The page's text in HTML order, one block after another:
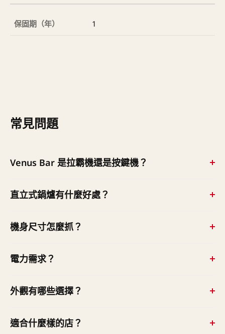
保固期（年） 1
常見問題
Venus Bar 是拉霸機還是按鍵機？
量版（Volumetric）用按鍵出杯（原廠未描述為彈簧拉霸
直立式鍋爐有什麼好處？
布奇諾，水路系統設計確保熱穩定；直立配置也讓 2 孔版
多。
機身尺寸怎麼抓？
× 高 1070mm、76kg。佔位小但機身高近 1 公尺，檯面
電力需求？
機中供電門檻相當低，實際配電我們場勘確認；機器並具
外觀有哪些選擇？
客製；以羅馬女神維納斯為名，訴求優雅與工藝美。
適合什麼樣的店？